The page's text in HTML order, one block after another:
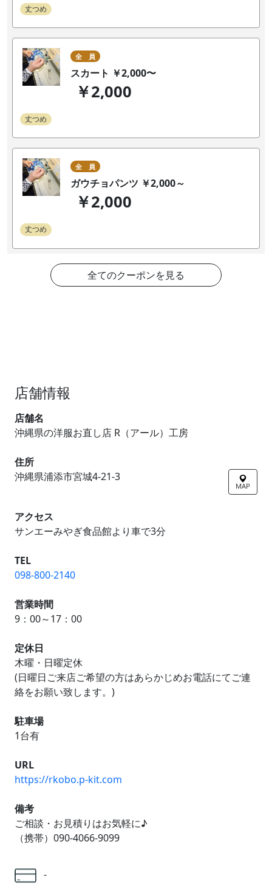
丈つめ
全 員
スカート ￥2,000〜
￥2,000
丈つめ
全 員
ガウチョパンツ ￥2,000～
￥2,000
丈つめ
全てのクーポンを見る
店舗情報
店舗名
沖縄県の洋服お直し店 R（アール）工房
住所
沖縄県浦添市宮城4-21-3
MAP
アクセス
サンエーみやぎ食品館より車で3分
TEL
098-800-2140
営業時間
9：00～17：00
定休日
木曜・日曜定休
(日曜日ご来店ご希望の方はあらかじめお電話にてご連
絡をお願い致します。)
駐車場
1台有
URL
https://rkobo.p-kit.com
備考
ご相談・お見積りはお気軽に♪
（携帯）090-4066-9099
-